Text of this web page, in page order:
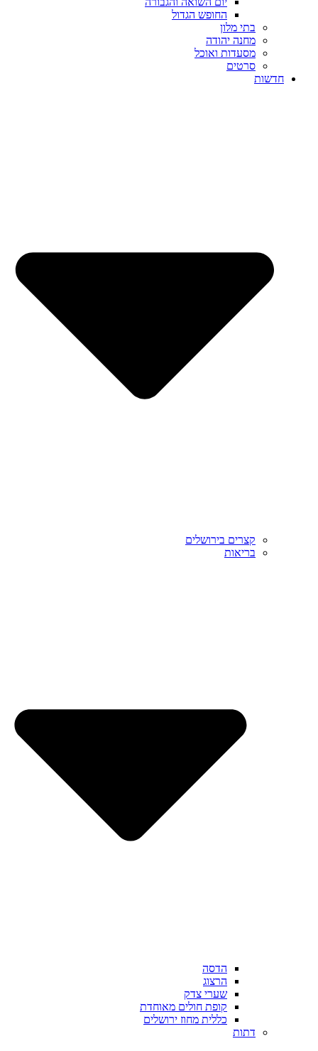
החופש הגדול
בתי מלון
מחנה יהודה
מסעדות ואוכל
סרטים
חדשות
קצרים בירושלים
בריאות
הדסה
הרצוג
שערי צדק
קופת חולים מאוחדת
כללית מחוז ירושלים
דתות